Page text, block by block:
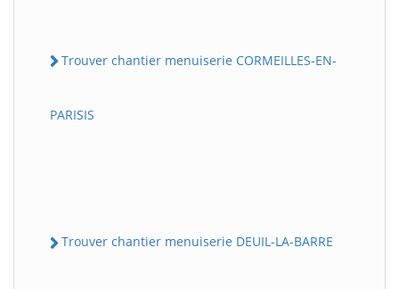
Trouver chantier menuiserie CORMEILLES-EN-
PARISIS
Trouver chantier menuiserie DEUIL-LA-BARRE